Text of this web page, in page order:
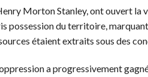
Morton Stanley, ont ouvert la
possession du territoire,
étaient extraits sous des
a progressivement